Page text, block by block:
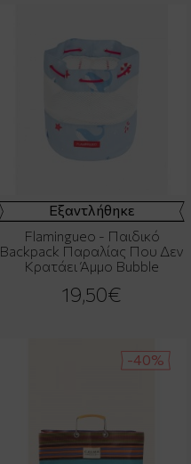
Εξαντλήθηκε
Flamingueo - Παιδικό
Backpack Παραλίας Που Δεν
Κρατάει Άμμο Bubble
19,50€
-40%